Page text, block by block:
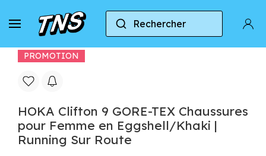
Rechercher
Accueil Hoka Hoka Clifton 9 HOKA
PROMOTION
HOKA Clifton 9 GORE-TEX Chaussures
pour Femme en Eggshell/Khaki |
Running Sur Route